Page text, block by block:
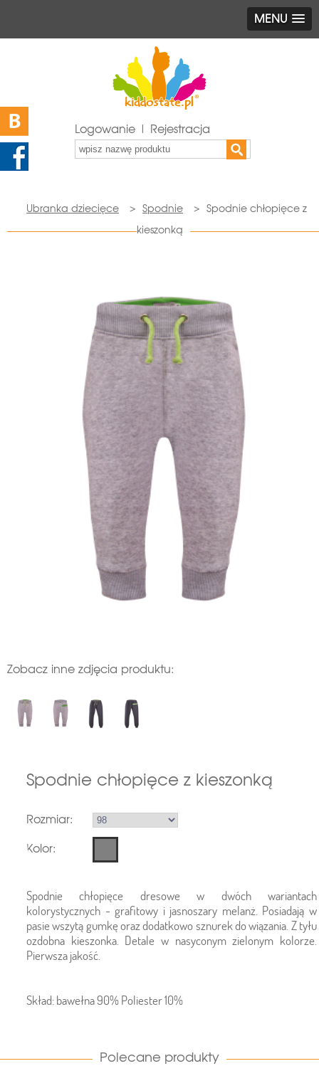
MENU
Logowanie | Rejestracja
Ubranka dziecięce > Spodnie >
Spodnie chłopięce z
kieszonką
Zobacz inne zdjęcia produktu:
Spodnie chłopięce z kieszonką
Rozmiar:
Kolor:
Spodnie chłopięce dresowe w dwóch wariantach
kolorystycznych - grafitowy i jasnoszary melanż. Posiadają w
pasie wszytą gumkę oraz dodatkowo sznurek do wiązania. Z tyłu
ozdobna kieszonka. Detale w nasyconym zielonym kolorze.
Pierwsza jakość.
Skład: bawełna 90% Poliester 10%
Polecane produkty